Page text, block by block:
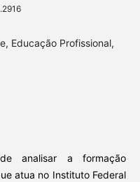
Educação Profissional,
analisar a formação
atua no Instituto Federal